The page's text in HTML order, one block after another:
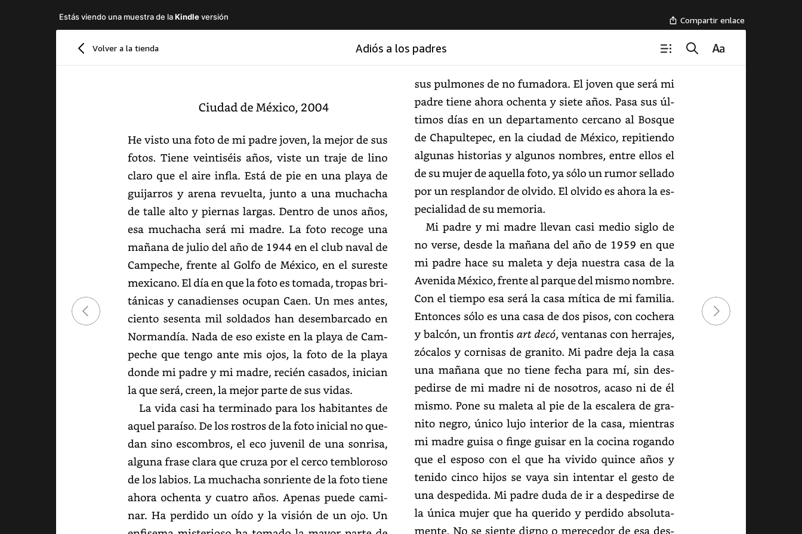
Estás viendo una muestra de laKindleversión Compartir enlace
Volver a la tienda Adiós a los padres
Adiós a los padres
Ciudad de México, 2004
He visto una foto de mi padre joven, la mejor de sus
fotos.
Tiene veintiséis años, viste un traje de lino
claro
que el aire infla. Está de pie en una playa
de
guijarros
y arena revuelta, junto a una
muchacha
de talle alto y piernas largas. Dentro de unos
años,
esa muchacha será mi madre. La foto recoge una
mañana
de julio del año de 1944 en el club naval
de
Campeche,
frente al Golfo de México, en el sureste
mexicano.
El día en que la foto es tomada, tropas británicas
y canadienses ocupan Caen. Un mes antes,
ciento
sesenta mil soldados han desembarcado
en
Normandía.
Nada de eso existe en la playa de Campeche
que tengo ante mis ojos, la foto de la playa
donde mi padre y mi madre, recién casados, inician
la que será, creen, la mejor parte de sus vidas.
La vida casi ha terminado para los habitantes
de
aquel paraíso. De los rostros de la foto inicial no quedan
sino
escombros, el eco juvenil de una
sonrisa,
alguna frase clara que cruza por el cerco tembloroso
de los labios. La muchacha sonriente de la foto tiene
ahora
ochenta y cuatro años. Apenas puede
caminar.
Ha perdido un oído y la visión de un ojo.
Un
enfisema
misterioso ha tomado la mayor parte de
sus pulmones de no fumadora. El joven que será mi
padre tiene ahora ochenta y siete años. Pasa sus últimos
días en un departamento cercano al Bosque
de Chapultepec, en la ciudad de México,
repitiendo
algunas
historias y algunos nombres, entre ellos el
de su mujer de aquella foto, ya sólo un rumor
sellado
por un resplandor de olvido. El olvido es ahora la especialidad
de su memoria.
Mi padre y mi madre llevan casi medio siglo
de
no verse, desde la mañana del año de 1959 en que
mi padre hace su maleta y deja nuestra casa de la
Avenida
México, frente al parque del mismo
nombre.
Con el tiempo esa será la casa mítica de mi familia.
Entonces
sólo es una casa de dos pisos, con cochera
y balcón, un frontis art decó, ventanas con herrajes,
zócalos y cornisas de granito. Mi padre deja la casa
una
mañana que no tiene fecha para mí, sin
despedirse
de mi madre ni de nosotros, acaso ni de él
mismo.
Pone su maleta al pie de la escalera de granito
negro,
único lujo interior de la casa,
mientras
mi madre guisa o finge guisar en la cocina
rogando
que el esposo con el que ha vivido quince años y
tenido
cinco hijos se vaya sin intentar el gesto de
una despedida. Mi padre duda de ir a despedirse
de
la única mujer que ha querido y perdido
absolutamente.
No se siente digno o merecedor de esa despedida.